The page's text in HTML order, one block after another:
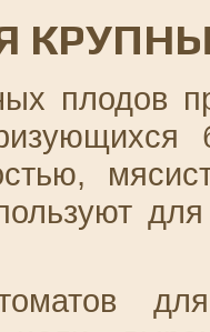
плодов